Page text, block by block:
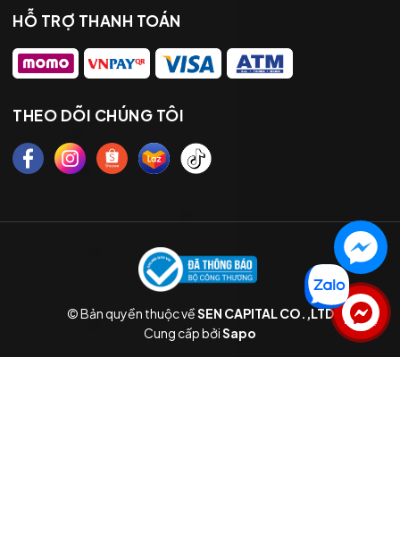
HỖ TRỢ THANH TOÁN
THEO DÕI CHÚNG TÔI
© Bản quyền thuộc vềSEN CAPITAL CO.,LTD
Cung cấp bởiSapo
Liên hệ